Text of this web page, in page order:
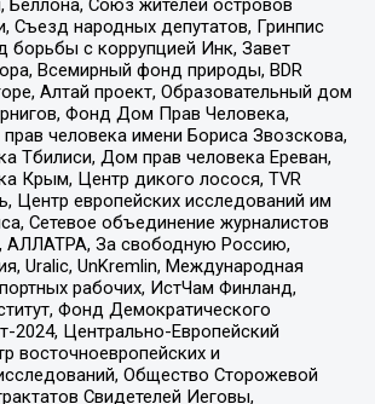
Съезд народных депутатов, Гринпис
борьбы с коррупцией Инк, Завет
Всемирный фонд природы, BDR
Алтай проект, Образовательный дом
Фонд Дом Прав Человека,
человека имени Бориса Звозскова,
Тбилиси, Дом прав человека Ереван,
Крым, Центр дикого лосося, TVR
Центр европейских исследований им
Сетевое объединение журналистов
АЛЛАТРА, За свободную Россию,
Uralic, UnKremlin, Международная
рабочих, ИстЧам Финланд,
Фонд Демократического
2024, Центрально-Европейский
восточноевропейских и
Общество Сторожевой
Свидетелей Иеговы,